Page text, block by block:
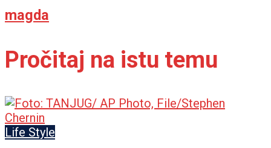
magda
Pročitaj na istu temu
Life Style